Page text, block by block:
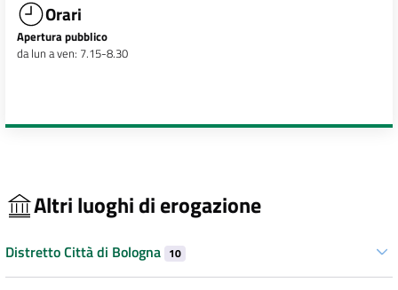
Orari
Apertura pubblico
da lun a ven: 7.15-8.30
Altri luoghi di erogazione
Distretto Città di Bologna 10